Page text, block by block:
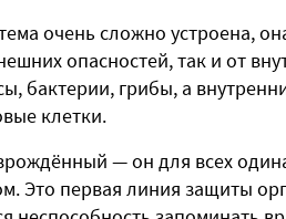
очень сложно устроена,
опасностей, так и от
бактерии, грибы, а
клетки.
— он для всех
Это первая линия защиты